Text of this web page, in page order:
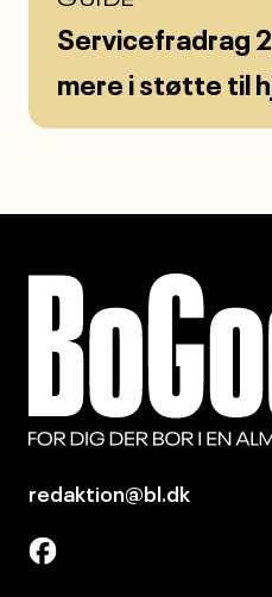
redaktion@bl.dk